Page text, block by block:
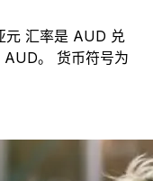
元 汇率是 AUD 兑
。 货币符号为